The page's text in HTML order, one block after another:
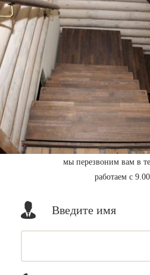
мы перезвоним вам в
работаем с
Введите имя